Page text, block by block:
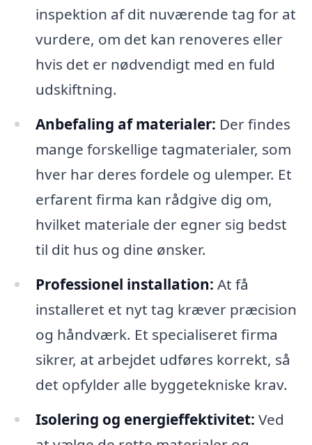
inspektion af dit nuværende tag for at
vurdere, om det kan renoveres eller
hvis det er nødvendigt med en fuld
udskiftning.
Anbefaling af materialer: Der findes
mange forskellige tagmaterialer, som
hver har deres fordele og ulemper. Et
erfarent firma kan rådgive dig om,
hvilket materiale der egner sig bedst
til dit hus og dine ønsker.
Professionel installation: At få
installeret et nyt tag kræver præcision
og håndværk. Et specialiseret firma
sikrer, at arbejdet udføres korrekt, så
det opfylder alle byggetekniske krav.
Isolering og energieffektivitet: Ved